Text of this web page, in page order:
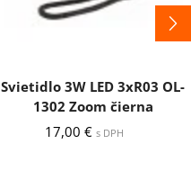
Svietidlo 3W LED 3xR03 OL-
1302 Zoom čierna
17,00 € s DPH